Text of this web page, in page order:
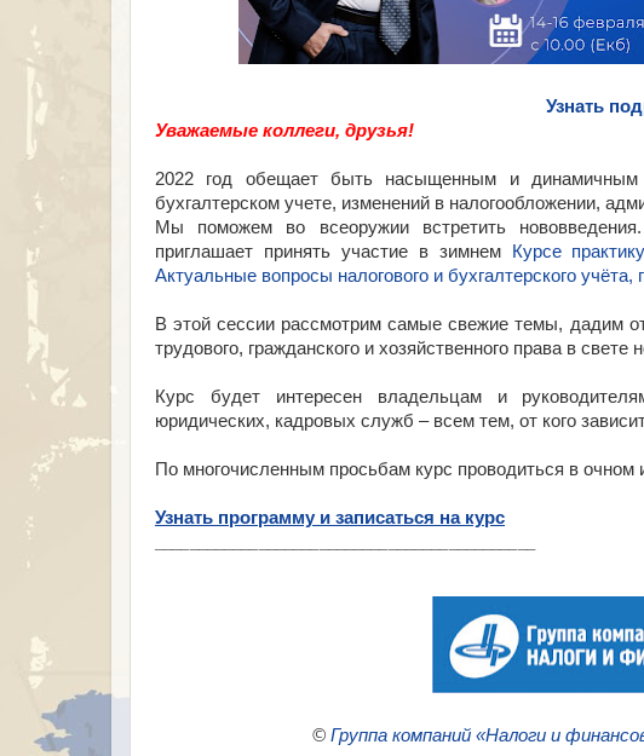
Узнать
Уважаемые коллеги, друзья!
2022 год обещает быть насыщенным и
бухгалтерском учете, изменений в налогообложении,
Мы поможем во всеоружии встретить
приглашает принять участие в зимнем
Курсе
Актуальные вопросы налогового и бухгалтерского учёта,
В этой сессии рассмотрим самые свежие темы, дадим
трудового, гражданского и хозяйственного права в
Курс будет интересен владельцам и
юридических, кадровых служб – всем тем, от кого
По многочисленным просьбам курс проводиться в очном
Узнать программу и записаться на курс
© Группа компаний «Налоги и